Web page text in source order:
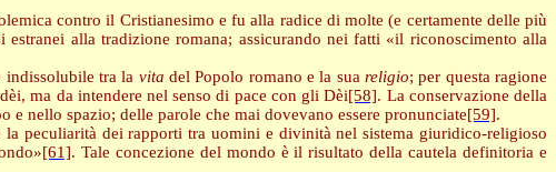
contro il Cristianesimo e fu alla radice di molte (e certamente delle più
alla tradizione romana; assicurando nei fatti «il riconoscimento alla
indissolubile tra la vita del Popolo romano e la suareligio; per questa ragione
ma da intendere nel senso di pace con gli Dèi[58]. La conservazione della
nello spazio; delle parole che mai dovevano essere pronunciate[59].
la peculiarità dei rapporti tra uomini e divinità nel sistema giuridico-religioso
[61]. Tale concezione del mondo è il risultato della cautela definitoria e